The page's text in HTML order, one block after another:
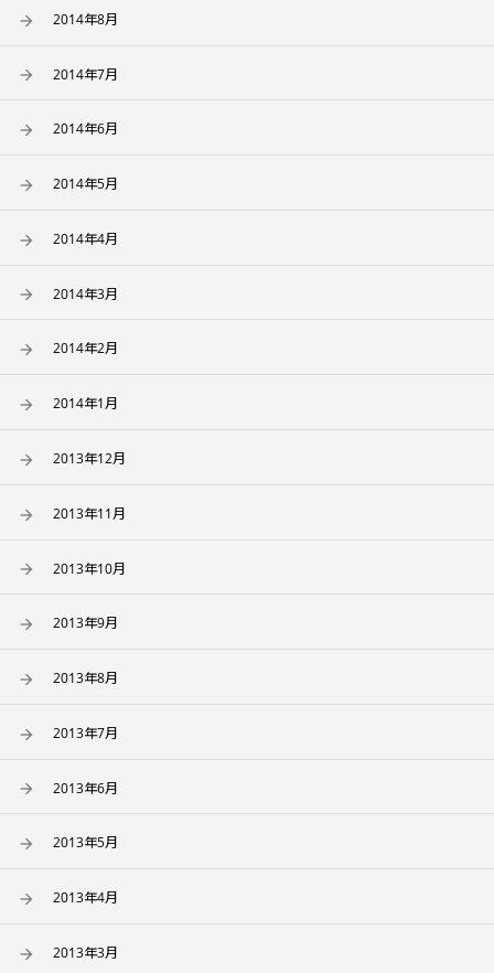
2014年8月
2014年7月
2014年6月
2014年5月
2014年4月
2014年3月
2014年2月
2014年1月
2013年12月
2013年11月
2013年10月
2013年9月
2013年8月
2013年7月
2013年6月
2013年5月
2013年4月
2013年3月